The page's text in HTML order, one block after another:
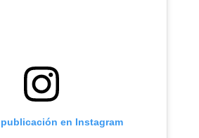
publicación en Instagram